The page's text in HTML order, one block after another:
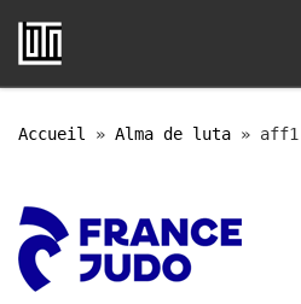
Passer au contenu
Accueil » Alma de luta » aff1